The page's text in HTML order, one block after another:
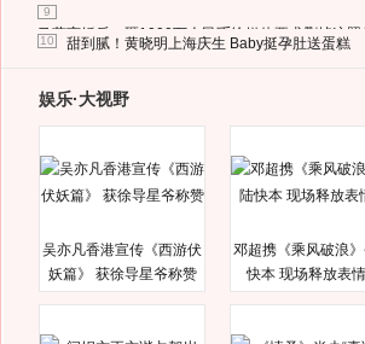
9
马蓉离婚后，砸1000万人民币给媒体要求删掉这照
10 甜到腻！黄晓明上海庆生 Baby挺孕肚送蛋糕
娱乐·大视野
吴亦凡香港宣传《西游伏
妖篇》 获徐导星爷称赞
邓超携《乘风破浪
快本 现场释放表